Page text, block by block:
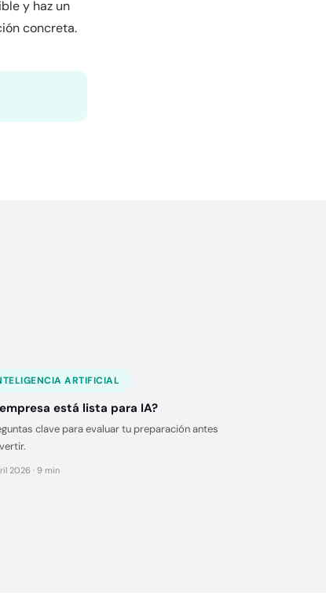
y haz un
concreta.
ARTIFICIAL
está lista para IA?
clave para evaluar tu preparación antes
2026 · 9 min